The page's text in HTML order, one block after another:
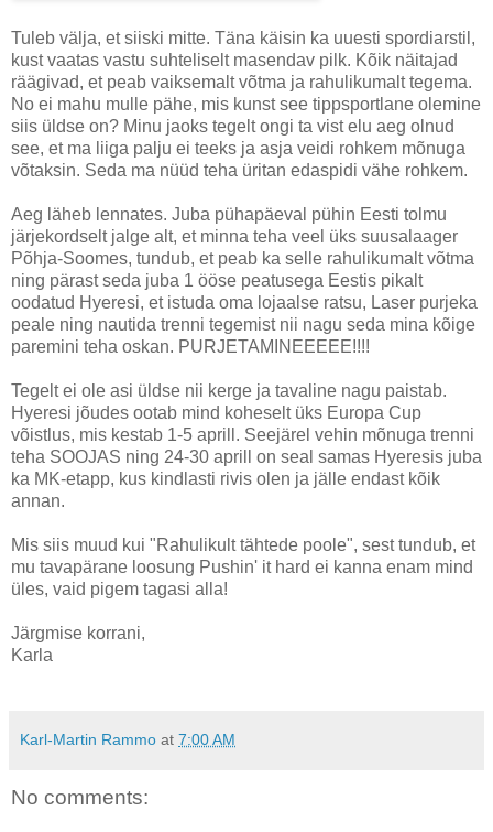
Tuleb välja, et siiski mitte. Täna käisin ka uuesti spordiarstil,
kust vaatas vastu suhteliselt masendav pilk. Kõik näitajad
räägivad, et peab vaiksemalt võtma ja rahulikumalt tegema.
No ei mahu mulle pähe, mis kunst see tippsportlane olemine
siis üldse on? Minu jaoks tegelt ongi ta vist elu aeg olnud
see, et ma liiga palju ei teeks ja asja veidi rohkem mõnuga
võtaksin. Seda ma nüüd teha üritan edaspidi vähe rohkem.
Aeg läheb lennates. Juba pühapäeval pühin Eesti tolmu
järjekordselt jalge alt, et minna teha veel üks suusalaager
Põhja-Soomes, tundub, et peab ka selle rahulikumalt võtma
ning pärast seda juba 1 ööse peatusega Eestis pikalt
oodatud Hyeresi, et istuda oma lojaalse ratsu, Laser purjeka
peale ning nautida trenni tegemist nii nagu seda mina kõige
paremini teha oskan. PURJETAMINEEEEE!!!!
Tegelt ei ole asi üldse nii kerge ja tavaline nagu paistab.
Hyeresi jõudes ootab mind koheselt üks Europa Cup
võistlus, mis kestab 1-5 aprill. Seejärel vehin mõnuga trenni
teha SOOJAS ning 24-30 aprill on seal samas Hyeresis juba
ka MK-etapp, kus kindlasti rivis olen ja jälle endast kõik
annan.
Mis siis muud kui "Rahulikult tähtede poole", sest tundub, et
mu tavapärane loosung Pushin' it hard ei kanna enam mind
üles, vaid pigem tagasi alla!
Järgmise korrani,
Karla
Karl-Martin Rammo at 7:00 AM
No comments: